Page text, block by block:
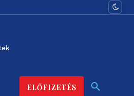
ELŐFIZETÉS